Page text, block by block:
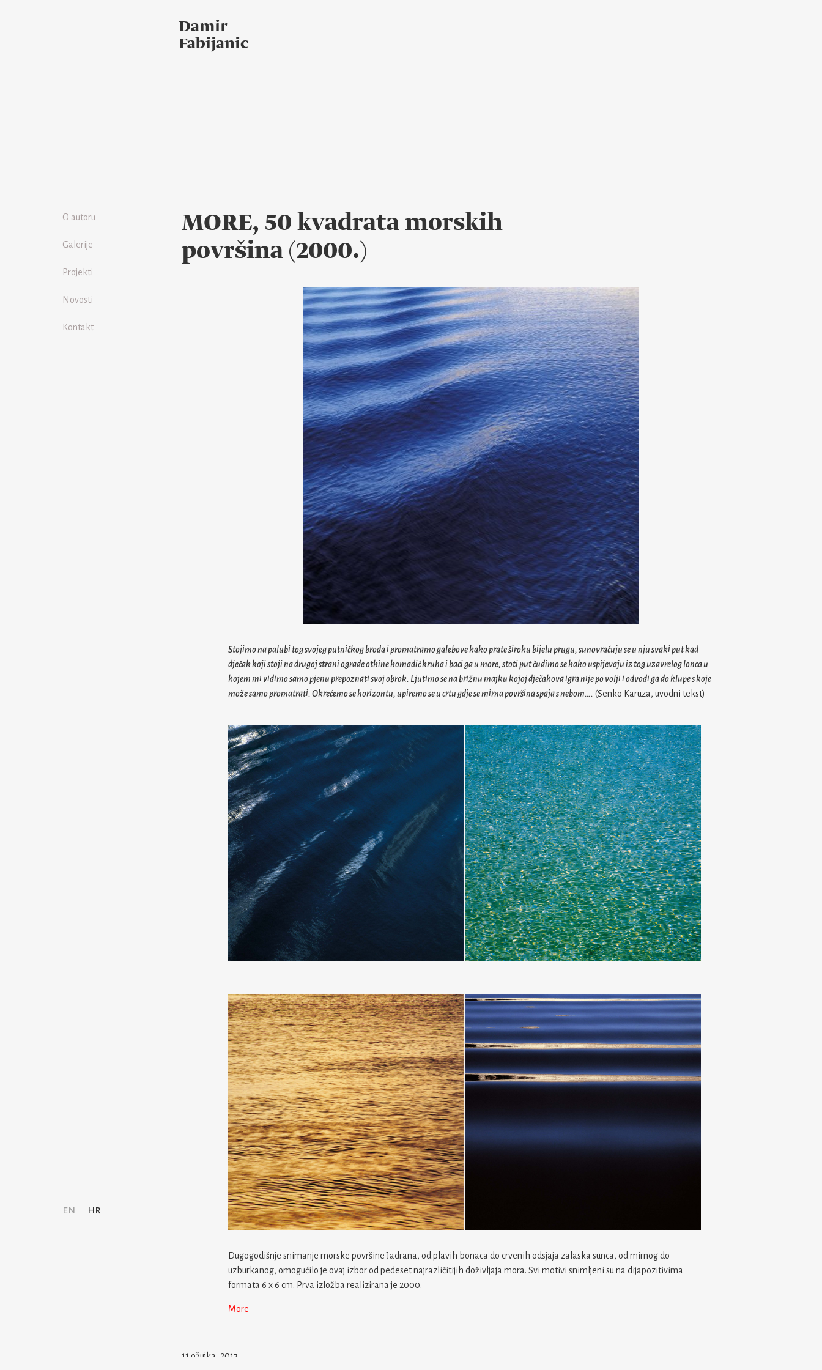
Damir
Fabijanic
MORE, 50 kvadrata morskih
površina (2000.)
Stojimo na palubi tog svojeg putničkog broda i promatramo galebove kako prate široku bijelu prugu, sunovraćuju se u nju svaki put kad
dječak koji stoji na drugoj strani ograde otkine komadić kruha i baci ga u more, stoti put čudimo se kako uspijevaju iz tog uzavrelog lonca u
kojem mi vidimo samo pjenu prepoznati svoj obrok. Ljutimo se na brižnu majku kojoj dječakova igra nije po volji i odvodi ga do klupe s koje
može samo promatrati. Okrećemo se horizontu, upiremo se u crtu gdje se mirna površina spaja s nebom…. (Senko Karuza, uvodni tekst)
Dugogodišnje snimanje morske površine Jadrana, od plavih bonaca do crvenih odsjaja zalaska sunca, od mirnog do
uzburkanog, omogućilo je ovaj izbor od pedeset najrazličitijih doživljaja mora. Svi motivi snimljeni su na dijapozitivima
formata 6 x 6 cm. Prva izložba realizirana je 2000.
More
11 ožujka, 2017
O autoru
Galerije
Projekti
Novosti
Kontakt
en hr